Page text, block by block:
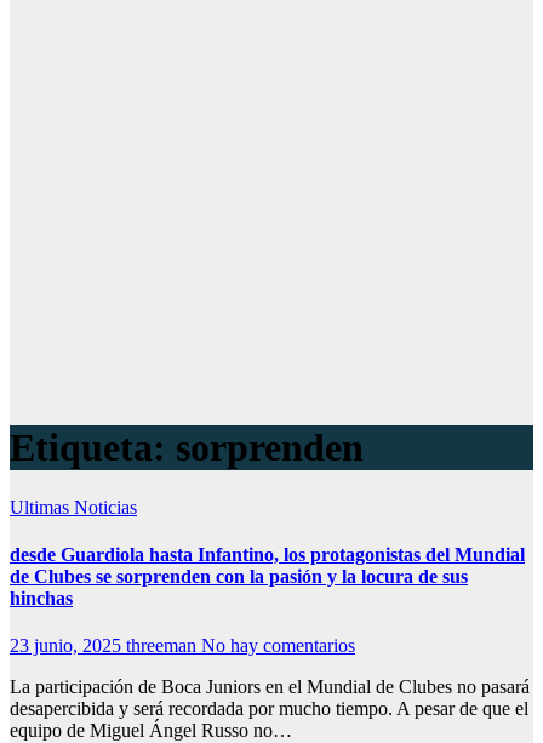
Etiqueta: sorprenden
Ultimas Noticias
desde Guardiola hasta Infantino, los protagonistas del Mundial
de Clubes se sorprenden con la pasión y la locura de sus
hinchas
23 junio, 2025 threeman No hay comentarios
La participación de Boca Juniors en el Mundial de Clubes no pasará
desapercibida y será recordada por mucho tiempo. A pesar de que el
equipo de Miguel Ángel Russo no…